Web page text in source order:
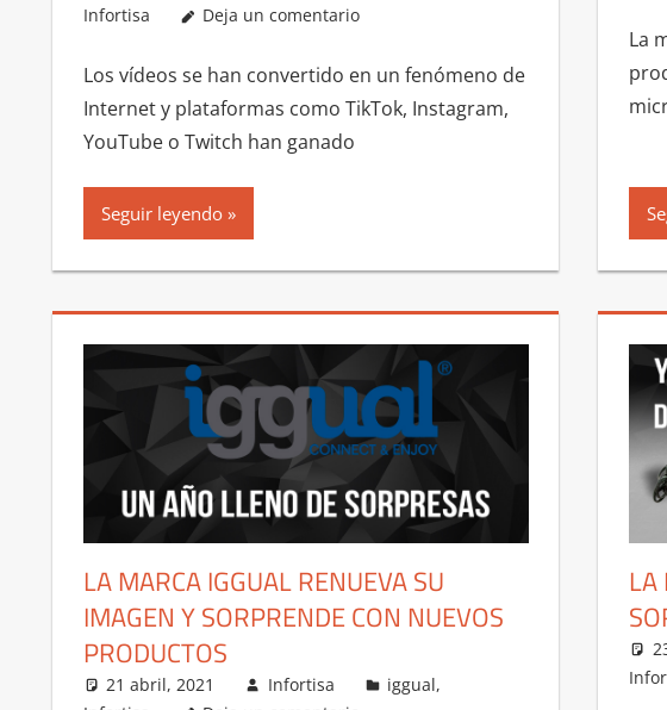
Infortisa
Deja un comentario
Los vídeos se han convertido en un fenómeno de
Internet y plataformas como TikTok, Instagram,
YouTube o Twitch han ganado
Seguir leyendo
La
LA MARCA IGGUAL RENUEVA SU
IMAGEN Y SORPRENDE CON NUEVOS
PRODUCTOS
21 abril, 2021 Infortisa iggual,
LA